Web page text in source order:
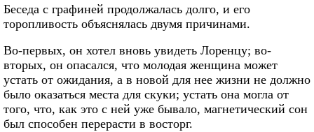
Беседа с графиней продолжалась долго, и его
торопливость объяснялась двумя причинами.
Во-первых, он хотел вновь увидеть Лоренцу; во-
вторых, он опасался, что молодая женщина может
устать от ожидания, а в новой для нее жизни не должно
было оказаться места для скуки; устать она могла от
того, что, как это с ней уже бывало, магнетический сон
был способен перерасти в восторг.